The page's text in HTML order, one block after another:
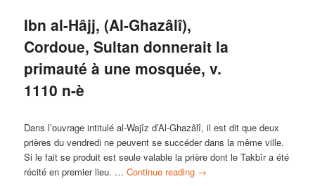
Ibn al-Hâjj, (Al-Ghazâlî),
Cordoue, Sultan donnerait la
primauté à une mosquée, v.
1110 n-è
Dans l’ouvrage intitulé al-Wajîz d’Al-Ghazâlî, il est dit que deux
prières du vendredi ne peuvent se succéder dans la même ville.
Si le fait se produit est seule valable la prière dont le Takbîr a été
récité en premier lieu. …Continue reading →